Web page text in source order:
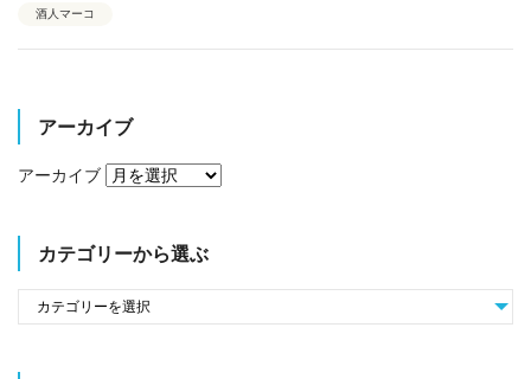
酒人マーコ
アーカイブ
アーカイブ
カテゴリーから選ぶ